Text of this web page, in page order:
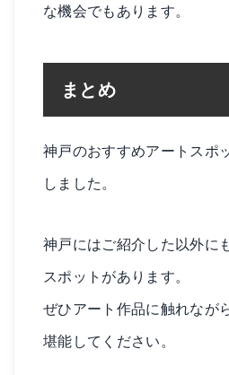
な機会でもあります。
まとめ
神戸のおすすめアートスポ
しました。
神戸にはご紹介した以外に
スポットがあります。
ぜひアート作品に触れなが
堪能してください。